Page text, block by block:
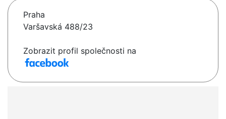
Praha
Varšavská 488/23
Zobrazit profil společnosti na